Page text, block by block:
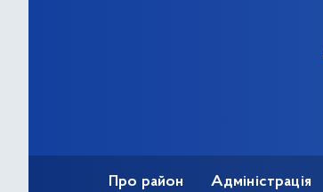
Про район Адміністрація